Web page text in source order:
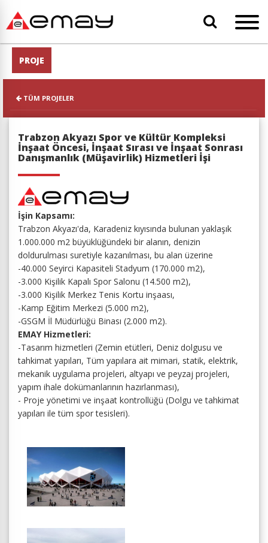
PROJE
TÜM PROJELER
Trabzon Akyazı Spor ve Kültür Kompleksi
İnşaat Öncesi, İnşaat Sırası ve İnşaat Sonrası
Danışmanlık (Müşavirlik) Hizmetleri İşi
İşin Kapsamı:
Trabzon Akyazı'da, Karadeniz kıyısında bulunan yaklaşık
1.000.000 m2 büyüklüğündeki bir alanın, denizin
doldurulması suretiyle kazanılması, bu alan üzerine
-40.000 Seyirci Kapasiteli Stadyum (170.000 m2),
-3.000 Kişilik Kapalı Spor Salonu (14.500 m2),
-3.000 Kişilik Merkez Tenis Kortu inşaası,
-Kamp Eğitim Merkezi (5.000 m2),
-GSGM İl Müdürlüğü Binası (2.000 m2).
EMAY Hizmetleri:
-Tasarım hizmetleri (Zemin etütleri, Deniz dolgusu ve
tahkimat yapıları, Tüm yapılara ait mimari, statik, elektrik,
mekanik uygulama projeleri, altyapı ve peyzaj projeleri,
yapım ihale dokümanlarının hazırlanması),
- Proje yönetimi ve inşaat kontrollüğü (Dolgu ve tahkimat
yapıları ile tüm spor tesisleri).